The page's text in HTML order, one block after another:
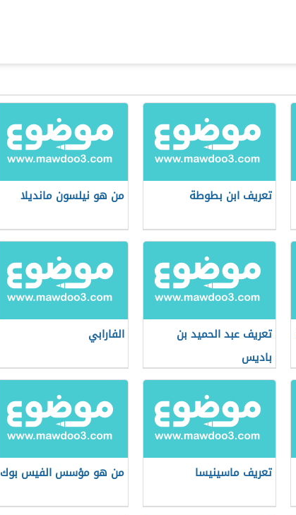
تعريف ابن بطوطة من هو نيلسون مانديلا
تعريف عبد الحميد بن
باديس
الفارابي
تعريف ماسينيسا من هو مؤسس الفيس بوك